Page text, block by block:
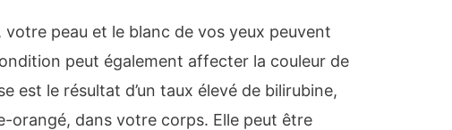
votre peau et le blanc de vos yeux peuvent
peut également affecter la couleur de
est le résultat d’un taux élevé de bilirubine,
orangé, dans votre corps. Elle peut être